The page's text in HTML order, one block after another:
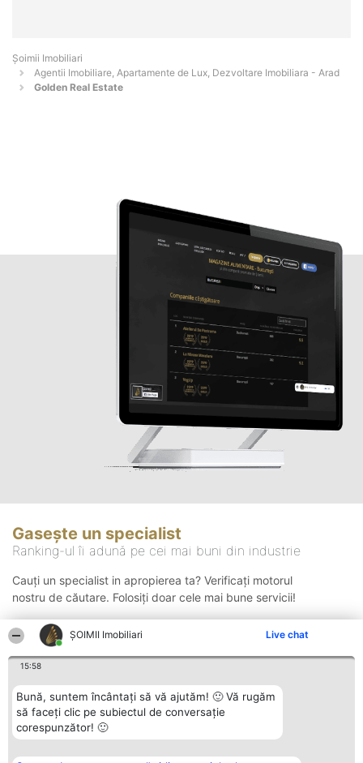
ȘOIMII Imobiliari Live chat
15:58
Bună, suntem încântați să vă ajutăm! 🙂 Vă rugăm
să faceți clic pe subiectul de conversație
corespunzător! 🙂
Șoimii Imobiliari
Agentii Imobiliare, Apartamente de Lux, Dezvoltare Imobiliara - Arad
Golden Real Estate
Gasește un specialist
Ranking-ul îi adună pe cei mai buni din industrie
Cauți un specialist in apropierea ta? Verificați motorul
nostru de căutare. Folosiți doar cele mai bune servicii!